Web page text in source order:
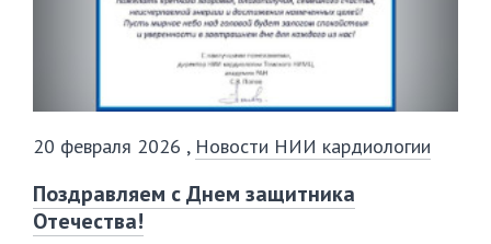
20 февраля 2026 , Новости НИИ кардиологии
Поздравляем с Днем защитника
Отечества!